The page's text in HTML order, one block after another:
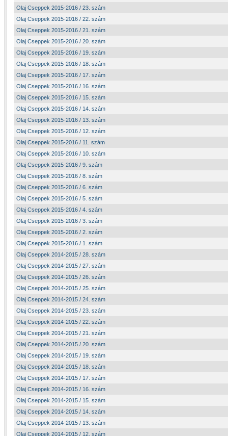
Olaj Cseppek 2015-2016 / 23. szám
Olaj Cseppek 2015-2016 / 22. szám
Olaj Cseppek 2015-2016 / 21. szám
Olaj Cseppek 2015-2016 / 20. szám
Olaj Cseppek 2015-2016 / 19. szám
Olaj Cseppek 2015-2016 / 18. szám
Olaj Cseppek 2015-2016 / 17. szám
Olaj Cseppek 2015-2016 / 16. szám
Olaj Cseppek 2015-2016 / 15. szám
Olaj Cseppek 2015-2016 / 14. szám
Olaj Cseppek 2015-2016 / 13. szám
Olaj Cseppek 2015-2016 / 12. szám
Olaj Cseppek 2015-2016 / 11. szám
Olaj Cseppek 2015-2016 / 10. szám
Olaj Cseppek 2015-2016 / 9. szám
Olaj Cseppek 2015-2016 / 8. szám
Olaj Cseppek 2015-2016 / 6. szám
Olaj Cseppek 2015-2016 / 5. szám
Olaj Cseppek 2015-2016 / 4. szám
Olaj Cseppek 2015-2016 / 3. szám
Olaj Cseppek 2015-2016 / 2. szám
Olaj Cseppek 2015-2016 / 1. szám
Olaj Cseppek 2014-2015 / 28. szám
Olaj Cseppek 2014-2015 / 27. szám
Olaj Cseppek 2014-2015 / 26. szám
Olaj Cseppek 2014-2015 / 25. szám
Olaj Cseppek 2014-2015 / 24. szám
Olaj Cseppek 2014-2015 / 23. szám
Olaj Cseppek 2014-2015 / 22. szám
Olaj Cseppek 2014-2015 / 21. szám
Olaj Cseppek 2014-2015 / 20. szám
Olaj Cseppek 2014-2015 / 19. szám
Olaj Cseppek 2014-2015 / 18. szám
Olaj Cseppek 2014-2015 / 17. szám
Olaj Cseppek 2014-2015 / 16. szám
Olaj Cseppek 2014-2015 / 15. szám
Olaj Cseppek 2014-2015 / 14. szám
Olaj Cseppek 2014-2015 / 13. szám
Olaj Cseppek 2014-2015 / 12. szám